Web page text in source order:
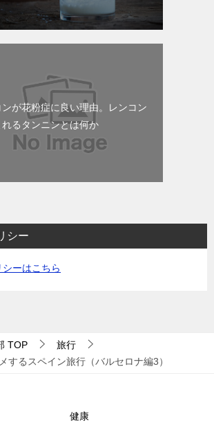
ンが花粉症に良い理由。レンコン
れるタンニンとは何か
シー
ーはこちら
TOP
旅行
するスペイン旅行（バルセロナ編3）
健康